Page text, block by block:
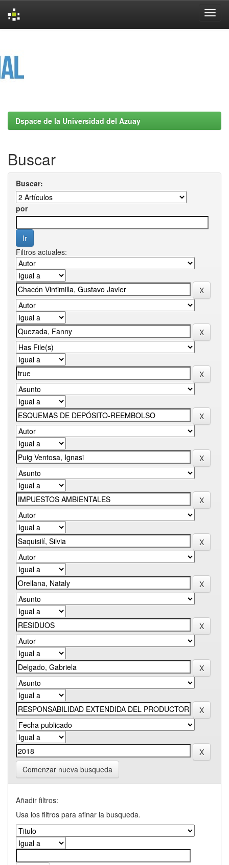
Dspace de la Universidad del Azuay
Buscar
Buscar:
por
Filtros actuales:
Comenzar nueva busqueda
Añadir filtros:
Usa los filtros para afinar la busqueda.